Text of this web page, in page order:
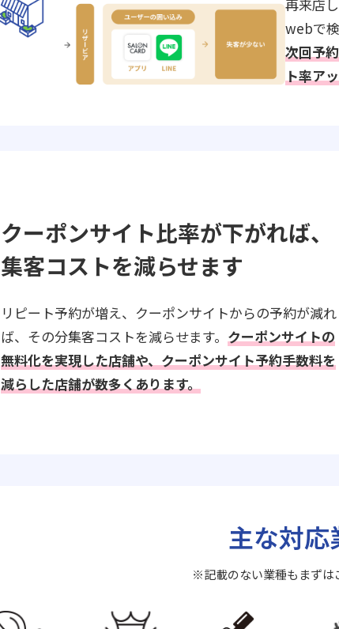
再来店
webで
次回予
ト率ア
クーポンサイト比率が下がれば、
集客コストを減らせます
リピート予約が増え、クーポンサイトからの予約が減れ
ば、その分集客コストを減らせます。 クーポンサイトの
無料化を実現した店舗や、クーポンサイト予約手数料を
減らした店舗が数多くあります。
主な対応
※記載のない業種もまずは